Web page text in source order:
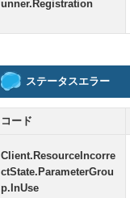
unner.Registration
ステータスエラー
コード
Client.ResourceIncorre
ctState.ParameterGrou
p.InUse